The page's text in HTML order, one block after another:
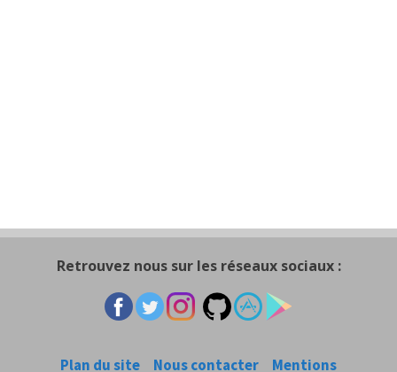
Retrouvez nous sur les réseaux sociaux :
Plan du site Nous contacter Mentions